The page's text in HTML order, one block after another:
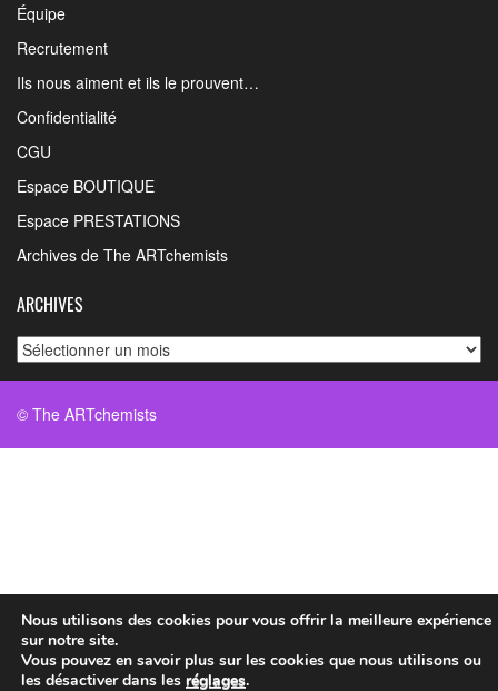
Équipe
Recrutement
Ils nous aiment et ils le prouvent…
Confidentialité
CGU
Espace BOUTIQUE
Espace PRESTATIONS
Archives de The ARTchemists
ARCHIVES
Archives
© The ARTchemists
Nous utilisons des cookies pour vous offrir la meilleure expérience
sur notre site.
Vous pouvez en savoir plus sur les cookies que nous utilisons ou
les désactiver dans les réglages.